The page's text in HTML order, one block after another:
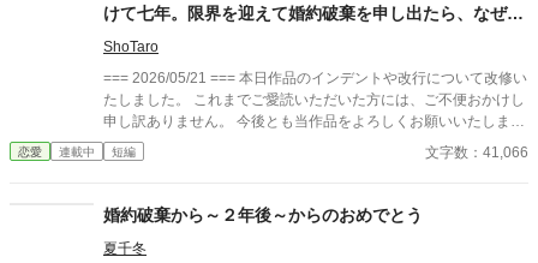
けて七年。限界を迎えて婚約破棄を申し出たら、なぜか
冷酷と噂の第二王子殿下に溺愛されてます
ShoTaro
=== 2026/05/21 === 本日作品のインデントや改行について改修い
たしました。 これまでご愛読いただいた方には、ご不便おかけし
申し訳ありません。 今後とも当作品をよろしくお願いいたしま
す。 === 伯爵令嬢リーゼロッテは、婚約者アレクシスが「病弱な
幼馴染エルマ」を優先するたび、笑顔で見送り続けて七年。代理
もに限界を迎えた彼女は、ついに婚約破棄を決意する。すると父
から、王家経由で意外な縁談が舞い込んだ。相手は「氷の王子」
と恐れられる第二王子レオンハルト――しかし彼は四年前から、
恋愛 連載中 短編 文字数：41,066
婚約破棄から～２年後～からのおめでとう
夏千冬